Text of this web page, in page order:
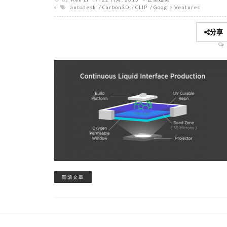
autodesk
Carbon3D CLIP Google Ventures
分享
閱讀文章